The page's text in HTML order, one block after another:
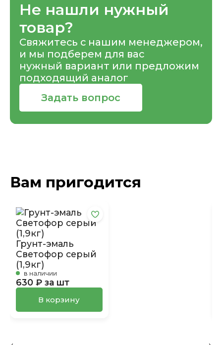
Не нашли нужный
товар?
Свяжитесь с нашим менеджером,
и мы подберем для вас
нужный вариант или предложим
подходящий аналог
Задать вопрос
Вам пригодится
Грунт-эмаль
Светофор серый
(1,9кг)
в наличии
630 ₽ за шт
В корзину